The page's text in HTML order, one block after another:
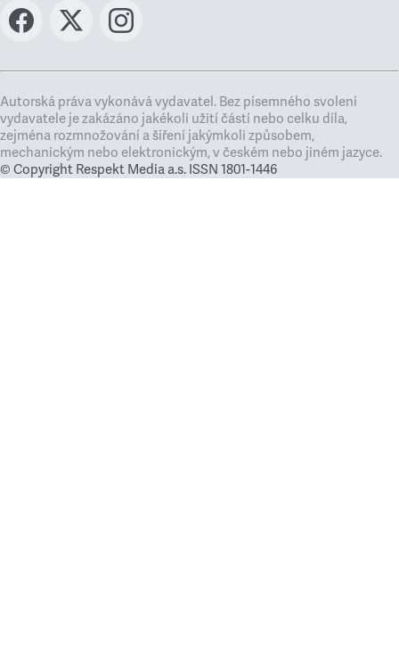
Autorská práva vykonává vydavatel. Bez písemného svolení
vydavatele je zakázáno jakékoli užití částí nebo celku díla,
zejména rozmnožování a šíření jakýmkoli způsobem,
mechanickým nebo elektronickým, v českém nebo jiném jazyce.
© Copyright Respekt Media a.s. ISSN 1801-1446